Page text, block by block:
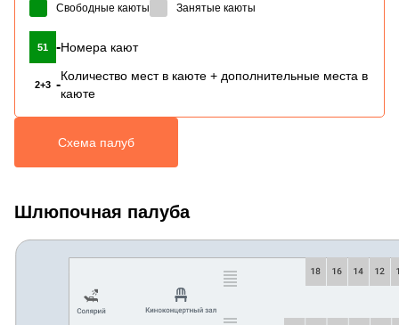
Свободные каюты Занятые каюты
51 -Номера кают
2+3 -
Количество мест в каюте + дополнительные места в
каюте
Схема палуб
Шлюпочная палуба